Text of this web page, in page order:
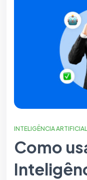
INTELIGÊNCIA ARTIFICIAL
Como